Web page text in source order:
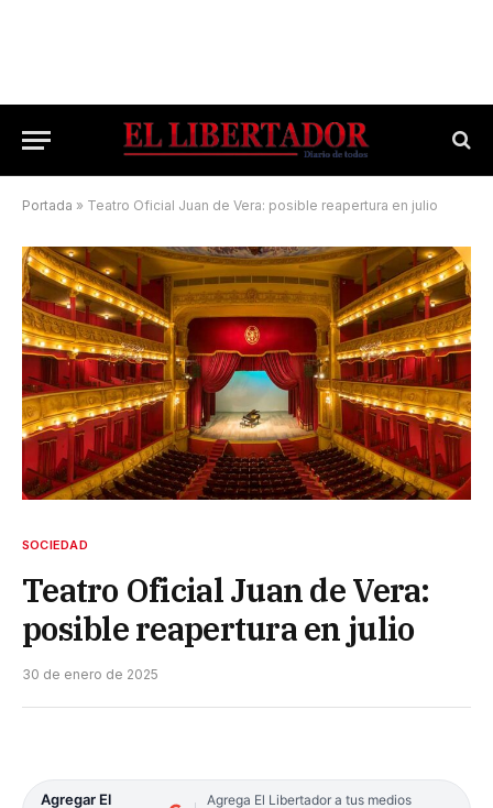
Portada » Teatro Oficial Juan de Vera: posible reapertura en julio
SOCIEDAD
Teatro Oficial Juan de Vera:
posible reapertura en julio
30 de enero de 2025
Agregar El
Agrega El Libertador a tus medios